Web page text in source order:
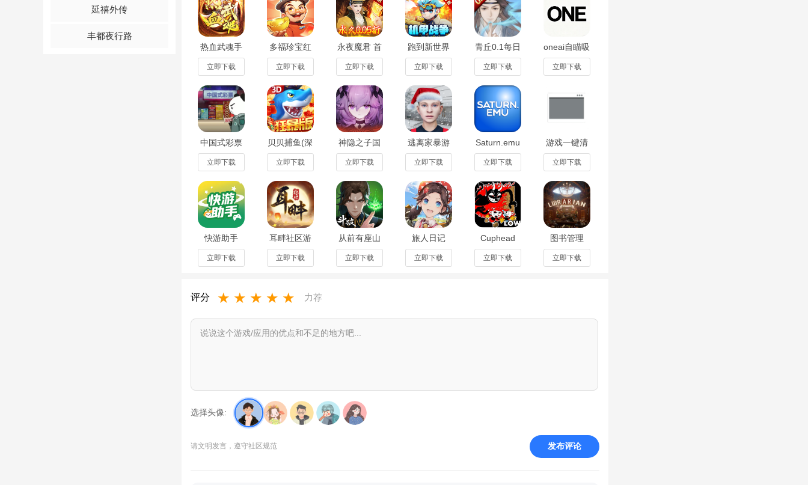
延禧外传
丰都夜行路
首次进入游戏的玩家，这里会教你如何出牌如何胡牌，点击九万即可将其打出。
随后自摸胡牌，进行结算动画。
玩家第一次进入游戏可以免费获得十连抽，如果你一开始选择的是男主，那么十连抽必出女主，一开始选择
女主那么十连抽必出男主。
热血武魂手
游安卓版
1.0.2官方版
立即下载
多福珍宝红
包游戏1.0.1
最新版
立即下载
永夜魔君 首
续1.2.1折安
卓版1.2.1
立即下载
跑到新世界
0.1折机甲免
费版v1.0.0
安卓版
立即下载
青丘0.1每日
6480折扣版
v6.0.01最新
版
立即下载
oneai自瞄吸
附直装版手
机版2.0.1
立即下载
中国式彩票
手机去广告
版v1.0.1最
新版
立即下载
贝贝捕鱼(深
海版)最新版
1.0.20047手
机版
立即下载
神隐之子国
服手游1.2.2
最新版
立即下载
逃离家暴游
戏中文版(小
学生离家出
走的游
戏)v0.453
立即下载
Saturn.emu
模拟器下载
汉化版
1.5.82
立即下载
游戏一键清
理软件下载
2025最新版
2.2
立即下载
快游助手
app官方最
新版1.0.0手
机版
立即下载
耳畔社区游
戏app安卓
版1.0.8官方
版
立即下载
从前有座山
游戏官方版
0.1.0安卓版
立即下载
旅人日记
2026官方最
新版本
v1.5.5安卓
立即下载
Cuphead
Expansion
Low最新手
机版
立即下载
图书管理
员：整理魔
法图书馆PC
电脑版最新
立即下载
评分 ★ ★ ★ ★ ★ 力荐
选择头像:
请文明发言，遵守社区规范 发布评论